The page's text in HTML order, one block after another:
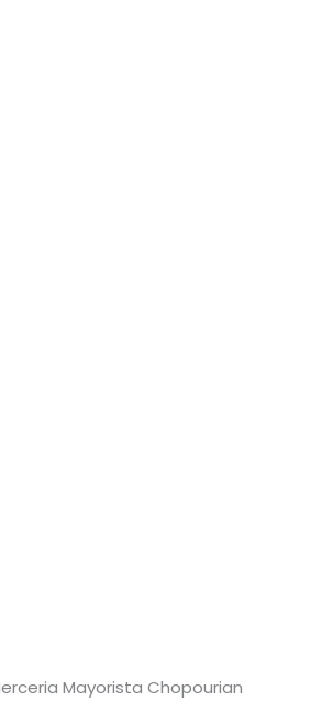
Mayorista Chopourian